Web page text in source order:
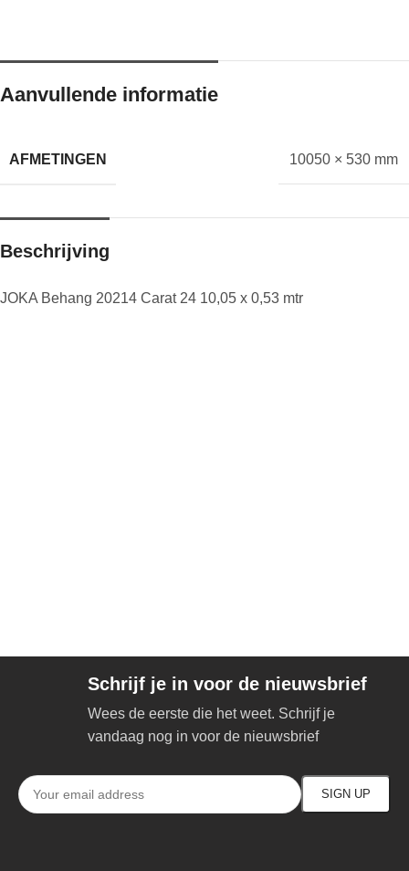
Aanvullende informatie
AFMETINGEN 10050 × 530 mm
Beschrijving
JOKA Behang 20214 Carat 24 10,05 x 0,53 mtr
Schrijf je in voor de nieuwsbrief
Wees de eerste die het weet. Schrijf je
vandaag nog in voor de nieuwsbrief